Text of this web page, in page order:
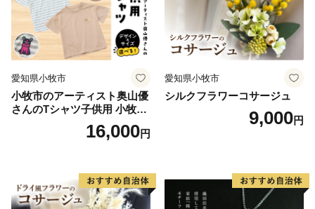
ールの配信やパンフレット等の資料の郵送をさせていた
だくことがあります。
御不明な点や、電子メールの配信又は資料の郵送停止等
のご希望がございましたら、ふるさと納税担当
(furusato-sabae@soe.or.jp)までご連絡ください。
愛知県小牧市
小牧市のアーティスト奥山優
さんのTシャツ子供用 小牧市
16,000円
愛知県小牧市
シルクフラワーコサージュ
9,000円